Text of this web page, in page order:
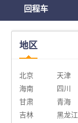
回程车
地区
北京 天津
海南
四川
甘肃
青海
吉林
黑龙江